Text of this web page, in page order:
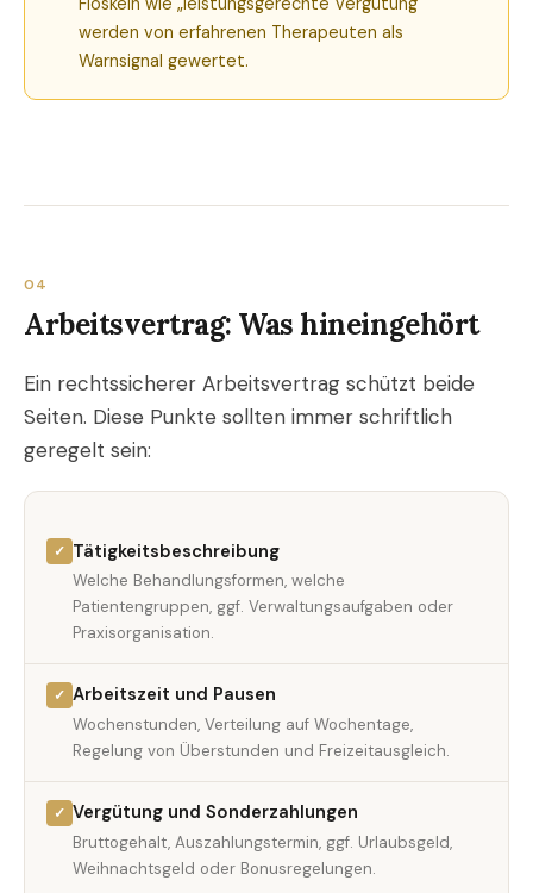
werden von erfahrenen Therapeuten als
Warnsignal gewertet.
04
Arbeitsvertrag: Was hineingehört
Ein rechtssicherer Arbeitsvertrag schützt beide
Seiten. Diese Punkte sollten immer schriftlich
geregelt sein:
✓ Tätigkeitsbeschreibung
Welche Behandlungsformen, welche
Patientengruppen, ggf. Verwaltungsaufgaben oder
Praxisorganisation.
✓ Arbeitszeit und Pausen
Wochenstunden, Verteilung auf Wochentage,
Regelung von Überstunden und Freizeitausgleich.
✓ Vergütung und Sonderzahlungen
Bruttogehalt, Auszahlungstermin, ggf. Urlaubsgeld,
Weihnachtsgeld oder Bonusregelungen.